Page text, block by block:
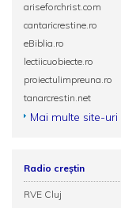
ariseforchrist.com
cantaricrestine.ro
eBiblia.ro
lectiicuobiecte.ro
proiectulimpreuna.ro
tanarcrestin.net
Mai multe site-uri
Radio creștin
RVE Cluj